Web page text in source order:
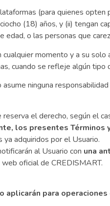
(para quienes
(18) años, y (ii) tengan
edad, o las personas que
momento y a su
cuando se refleje algún
ninguna
el derecho, según el
los presentes Términos
ya adquiridos por el Usuario.
al Usuario con una
oficial de CREDISMART.
aplicarán para